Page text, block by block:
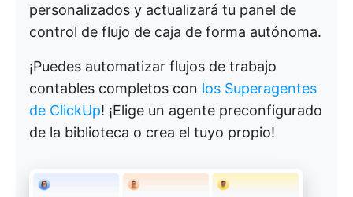
personalizados y actualizará tu panel de
control de flujo de caja de forma autónoma.
¡Puedes automatizar flujos de trabajo
contables completos con los Superagentes
de ClickUp! ¡Elige un agente preconfigurado
de la biblioteca o crea el tuyo propio!